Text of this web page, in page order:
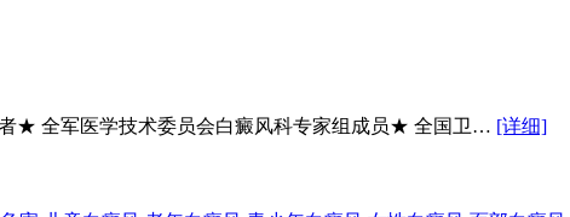
★ 全军医学技术委员会白癜风科专家组成员★ 全国卫… [详细]